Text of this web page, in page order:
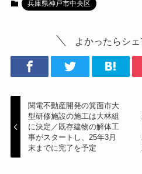
兵庫県神戸市中央区
よかったらシェ
関電不動産開発の箕面市大
型研修施設の施工は大林組
に決定／既存建物の解体工
事がスタートし、25年3月
末までに完了を予定